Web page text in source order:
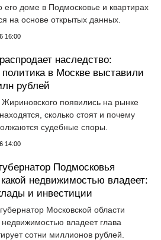
его доме в Подмосковье и квартирах
на основе открытых данных.
16:00
наследство:
в Москве выставили
рублей
появились на рынке
сколько стоят и почему
судебные споры.
14:00
Подмосковья
недвижимостью владеет:
и инвестиции
Московской области
недвижимостью владеет глава
сотни миллионов рублей.